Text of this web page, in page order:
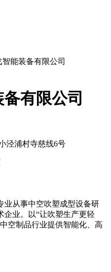
能装备有限公司
有限公司
泾浦村寺慈线6号
业从事中空吹塑成型设备研
企业。以“让吹塑生产更轻
空制品行业提供智能化、高